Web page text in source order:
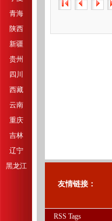
青海
陕西
新疆
贵州
四川
西藏
云南
重庆
吉林
辽宁
黑龙江
友情链接：
RSS Tags